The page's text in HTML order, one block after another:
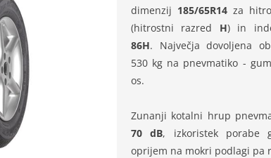
dimenzij 185/65R14 za
(hitrostni razred H) in
86H. Največja dovoljena
530 kg na pnevmatiko -
os.
Zunanji kotalni hrup
70 dB, izkoristek porabe
oprijem na mokri podlagi pa